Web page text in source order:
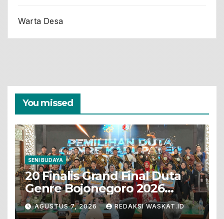
Warta Desa
You missed
SENI BUDAYA
20 Finalis Grand Final Duta
Genre Bojonegoro 2026
Tunjukkan Bakat Terbaik
AGUSTUS 7, 2026 REDAKSI WASKAT.ID